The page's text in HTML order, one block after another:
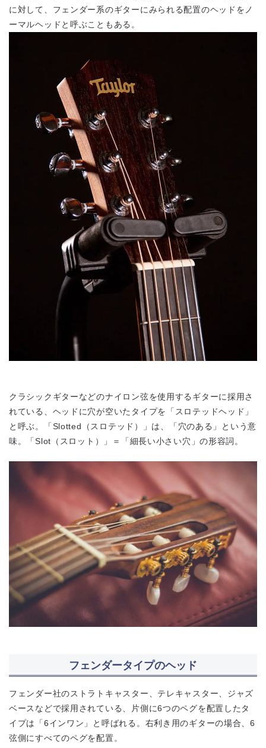
に対して、フェンダー系のギターにみられる配置のヘッドをノ
ーマルヘッドと呼ぶこともある。
クラシックギターなどのナイロン弦を使用するギターに採用さ
れている、ヘッドに穴が空いたタイプを「スロテッドヘッド」
と呼ぶ。「Slotted（スロテッド）」は、「穴のある」という意
味。「Slot（スロット）」＝「細長い小さい穴」の形容詞。
フェンダータイプのヘッド
フェンダー社のストラトキャスター、テレキャスター、ジャズ
ベースなどで採用されている、片側に6つのペグを配置したタ
イプは「6インワン」と呼ばれる。右利き用のギターの場合、6
弦側にすべてのペグを配置。